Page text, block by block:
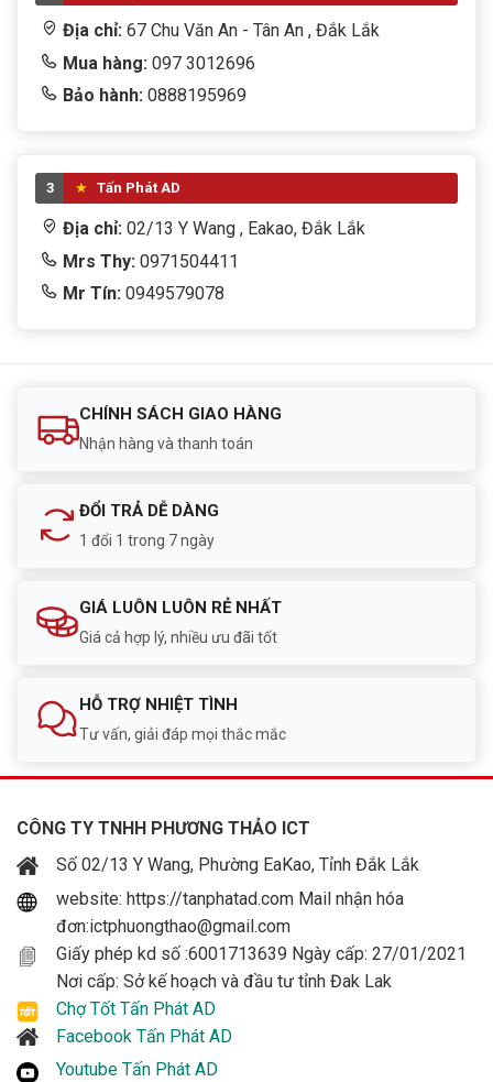
Địa chỉ: 67 Chu Văn An - Tân An , Đắk Lắk
Mua hàng: 097 3012696
Bảo hành: 0888195969
3 Tấn Phát AD
Địa chỉ: 02/13 Y Wang , Eakao, Đắk Lắk
Mrs Thy: 0971504411
Mr Tín: 0949579078
CHÍNH SÁCH GIAO HÀNG
Nhận hàng và thanh toán
ĐỔI TRẢ DỄ DÀNG
1 đổi 1 trong 7 ngày
GIÁ LUÔN LUÔN RẺ NHẤT
Giá cả hợp lý, nhiều ưu đãi tốt
HỖ TRỢ NHIỆT TÌNH
Tư vấn, giải đáp mọi thắc mắc
CÔNG TY TNHH PHƯƠNG THẢO ICT
Số 02/13 Y Wang, Phường EaKao, Tỉnh Đắk Lắk
website: https://tanphatad.com Mail nhận hóa
đơn:ictphuongthao@gmail.com
Giấy phép kd số :6001713639 Ngày cấp: 27/01/2021
Nơi cấp: Sở kế hoạch và đầu tư tỉnh Đak Lak
Chợ Tốt Tấn Phát AD
Facebook Tấn Phát AD
Youtube Tấn Phát AD